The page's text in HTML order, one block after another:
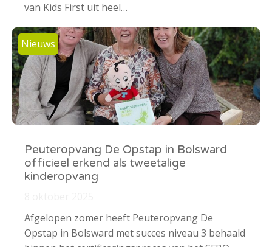
van Kids First uit heel…
Nieuws
Peuteropvang De Opstap in Bolsward
officieel erkend als tweetalige
kinderopvang
Afgelopen zomer heeft Peuteropvang De
Opstap in Bolsward met succes niveau 3 behaald